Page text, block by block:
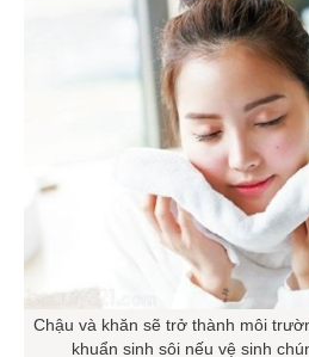
Chậu và khăn sẽ trở thành môi
khuẩn sinh sôi nếu vệ sinh